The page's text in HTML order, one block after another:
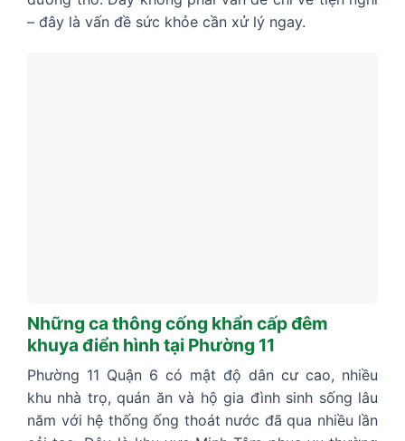
– đây là vấn đề sức khỏe cần xử lý ngay.
Những ca thông cống khẩn cấp đêm
khuya điển hình tại Phường 11
Phường 11 Quận 6 có mật độ dân cư cao, nhiều
khu nhà trọ, quán ăn và hộ gia đình sinh sống lâu
năm với hệ thống ống thoát nước đã qua nhiều lần